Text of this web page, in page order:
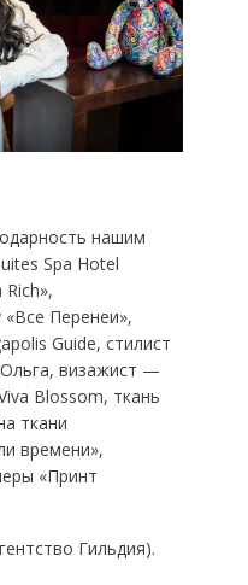
нашим
Spa Hotel
Перенеи»,
Guide, стилист
визажист —
Blossom, ткань
ткани
времени»,
«Принт
Гильдия).